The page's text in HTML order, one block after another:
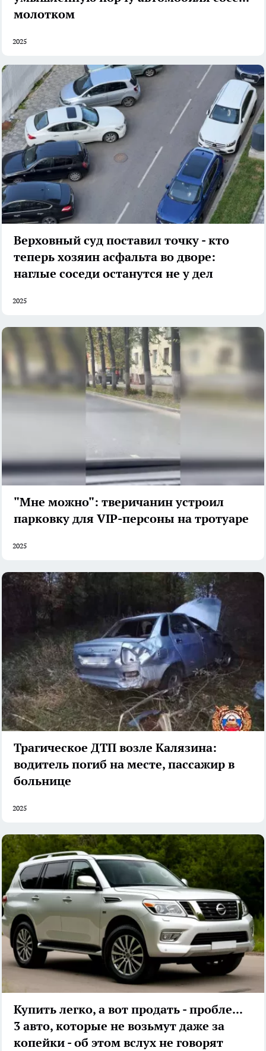
молотком
2025
Верховный суд поставил точку - кто
теперь хозяин асфальта во дворе:
наглые соседи останутся не у дел
2025
"Мне можно": тверичанин устроил
парковку для VIP-персоны на тротуаре
2025
Трагическое ДТП возле Калязина:
водитель погиб на месте, пассажир в
больнице
2025
Купить легко, а вот продать - проблема:
3 авто, которые не возьмут даже за
копейки - об этом вслух не говорят